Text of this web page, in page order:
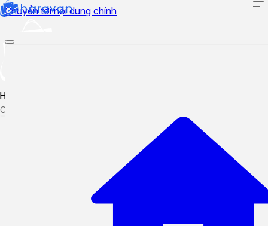
Chuyển tới nội dung chính
Hướng dẫn sử dụng
Cập nhật tính năng mới